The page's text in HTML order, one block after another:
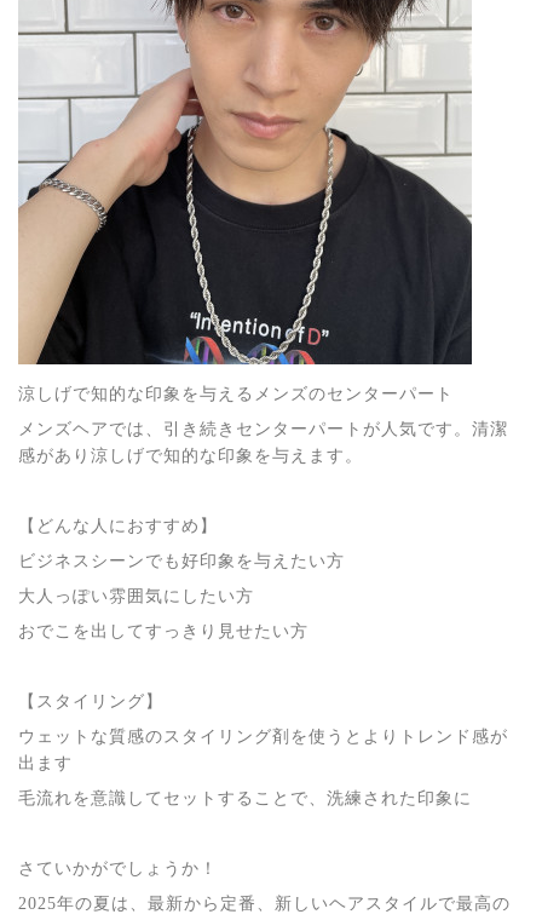
涼しげで知的な印象を与えるメンズのセンターパート
メンズヘアでは、引き続きセンターパートが人気です。清潔
感があり涼しげで知的な印象を与えます。
【どんな人におすすめ】
ビジネスシーンでも好印象を与えたい方
大人っぽい雰囲気にしたい方
おでこを出してすっきり見せたい方
【スタイリング】
ウェットな質感のスタイリング剤を使うとよりトレンド感が
出ます
毛流れを意識してセットすることで、洗練された印象に
さていかがでしょうか！
2025年の夏は、最新から定番、新しいヘアスタイルで最高の